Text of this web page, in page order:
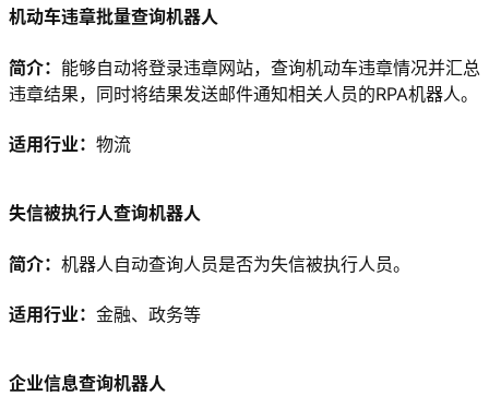
机动车违章批量查询机器人
简介： 能够自动将登录违章网站，查询机动车违章情况并汇总
违章结果，同时将结果发送邮件通知相关人员的RPA机器人。
适用行业： 物流
失信被执行人查询机器人
简介： 机器人自动查询人员是否为失信被执行人员。
适用行业： 金融、政务等
企业信息查询机器人